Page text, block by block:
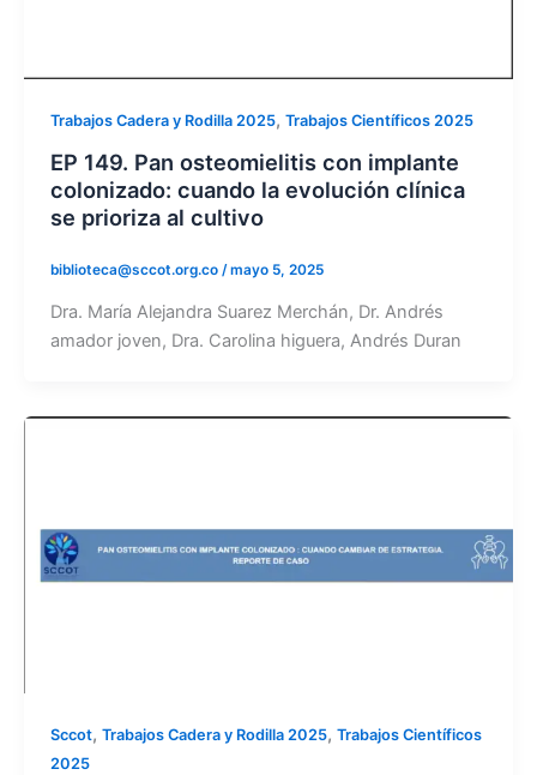
Trabajos Cadera y Rodilla 2025, Trabajos Científicos 2025
EP 149. Pan osteomielitis con implante
colonizado: cuando la evolución clínica
se prioriza al cultivo
biblioteca@sccot.org.co /mayo 5, 2025
Dra. María Alejandra Suarez Merchán, Dr. Andrés
amador joven, Dra. Carolina higuera, Andrés Duran
Sccot, Trabajos Cadera y Rodilla 2025, Trabajos Científicos
2025